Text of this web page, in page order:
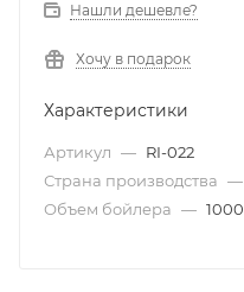
Нашли дешевле?
Хочу в подарок
Характеристики
Артикул — RI-022
Страна производства —
Объем бойлера — 1000